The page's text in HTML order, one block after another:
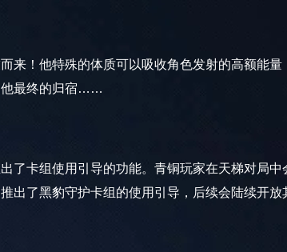
！他特殊的体质可以吸收角色发射的高额能量
他最终的归宿……
卡组使用引导的功能。青铜玩家在天梯对局中
出了黑豹守护卡组的使用引导，后续会陆续开放